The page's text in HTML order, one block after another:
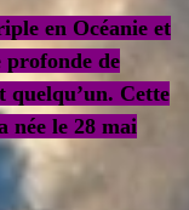
en Océanie et
profonde de
Cette
née le 28 mai